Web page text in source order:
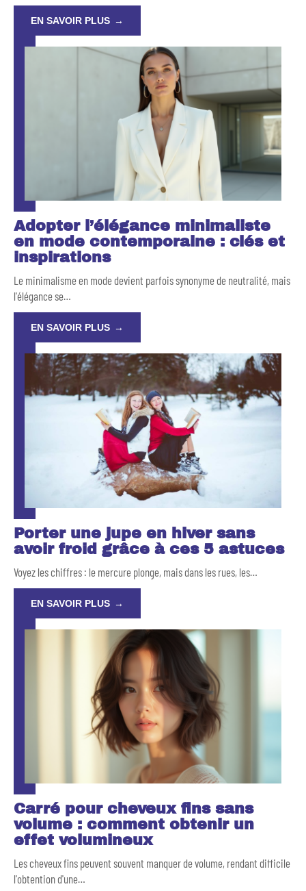
EN SAVOIR PLUS
Adopter l’élégance minimaliste
en mode contemporaine : clés et
inspirations
Le minimalisme en mode devient parfois synonyme de neutralité, mais
l'élégance se…
EN SAVOIR PLUS
Porter une jupe en hiver sans
avoir froid grâce à ces 5 astuces
Voyez les chiffres : le mercure plonge, mais dans les rues, les…
EN SAVOIR PLUS
Carré pour cheveux fins sans
volume : comment obtenir un
effet volumineux
Les cheveux fins peuvent souvent manquer de volume, rendant difficile
l'obtention d'une…